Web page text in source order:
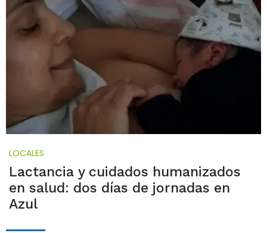
LOCALES
Lactancia y cuidados humanizados
en salud: dos días de jornadas en
Azul